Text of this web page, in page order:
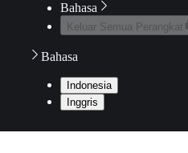
Bahasa
Keluar Semua Perangkat
Bahasa
Indonesia
Inggris